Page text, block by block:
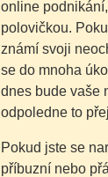
online
polovičkou.
známí svoji
se do mnoha
dnes bude vaše
odpoledne to
Pokud jste se
příbuzní nebo